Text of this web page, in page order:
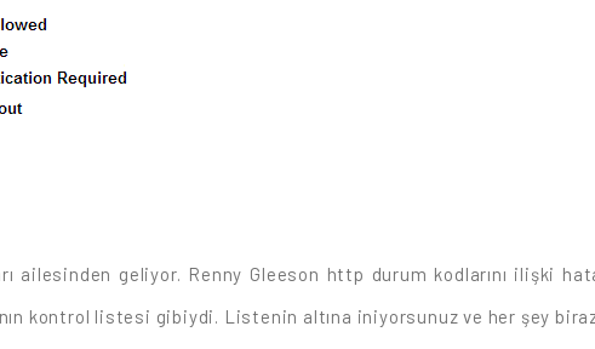
ailesinden geliyor. Renny Gleeson http durum kodlarını ilişki
kontrol listesi gibiydi. Listenin altına iniyorsunuz ve her şey